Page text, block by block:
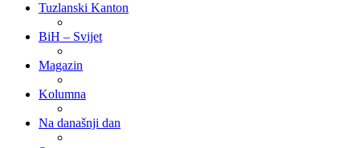
Tuzlanski Kanton
BiH – Svijet
Magazin
Kolumna
Na današnji dan